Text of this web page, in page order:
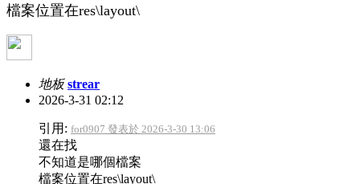
檔案位置在res\layout\
地板 strear
2026-3-31 02:12
引用: for0907 發表於 2026-3-30 13:06
還在找
不知道是哪個檔案
檔案位置在res\layout\